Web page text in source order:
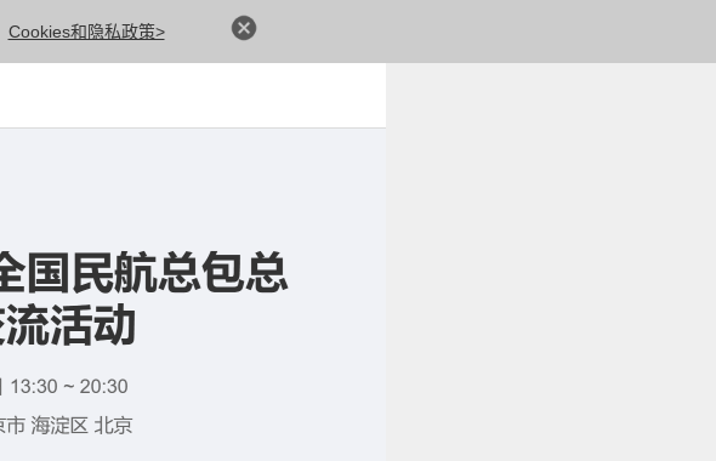
Cookies和隐私政策>